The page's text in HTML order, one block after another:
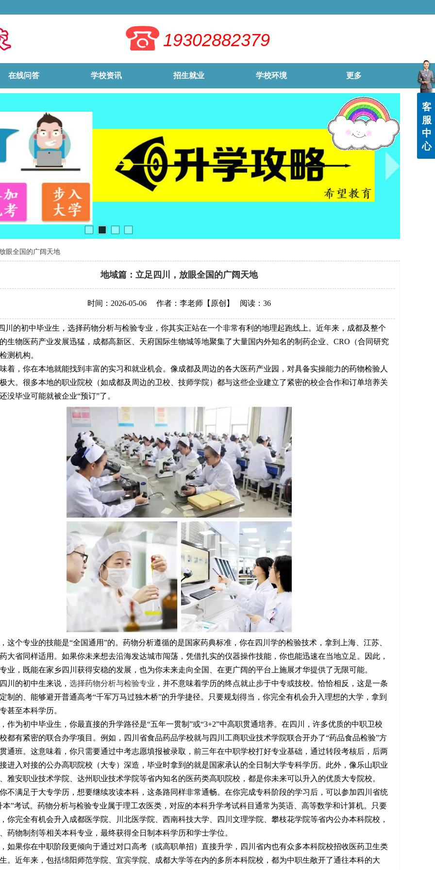
19302882379
在线问答 学校资讯 招生就业 学校环境 更多
眼全国的广阔天地
地域篇：立足四川，放眼全国的广阔天地
时间：2026-05-06 作者：李老师 【原创】 阅读：36
初中毕业生，选择药物分析与检验专业，你其实正站在一个非常有利的地理起跑线上。近年来，成都及整个
生物医药产业发展迅猛，成都高新区、天府国际生物城等地聚集了大量国内外知名的制药企业、CRO（合同研究
测机构。
你在本地就能找到丰富的实习和就业机会。像成都及周边的各大医药产业园，对具备实操能力的药物检验人
大。很多本地的职业院校（如成都及周边的卫校、技师学院）都与这些企业建立了紧密的校企合作和订单培养关
没毕业可能就被企业“预订”了。
专业的技能是“全国通用”的。药物分析遵循的是国家药典标准，你在四川学的检验技术，拿到上海、江苏、
大省同样适用。如果你未来想去沿海发达城市闯荡，凭借扎实的仪器操作技能，你也能迅速在当地立足。因此，
业，既能在家乡四川获得安稳的发展，也为你未来走向全国、在更广阔的平台上施展才华提供了无限可能。
的初中生来说， 选择药物分析与检验专业 ，并不意味着学历的终点就止步于中专或技校。恰恰相反，这是一条
制的、能够避开普通高考“千军万马过独木桥”的升学捷径。只要规划得当，你完全有机会升入理想的大学，拿到
甚至本科学历。
初中毕业生，你最直接的升学路径是“五年一贯制”或“3+2”中高职贯通培养。在四川，许多优质的中职卫校
都有紧密的联合办学项目。例如，四川省食品药品学校就与四川工商职业技术学院联合开办了“药品食品检验”方
通班。这意味着，你只需要通过中考志愿填报被录取，前三年在中职学校打好专业基础，通过转段考核后，后两
进入对接的公办高职院校（大专）深造，毕业时拿到的就是国家承认的全日制大学专科学历。此外，像乐山职业
雅安职业技术学院、达州职业技术学院等省内知名的医药类高职院校，都是你未来可以升入的优质大专院校。
足于大专学历，想要继续攻读本科，这条路同样非常通畅。在你完成专科阶段的学习后，可以参加四川省统
本”考试。药物分析与检验专业属于理工农医类，对应的本科升学考试科目通常为英语、高等数学和计算机。只要
你完全有机会升入成都医学院、川北医学院、西南科技大学、四川文理学院、攀枝花学院等省内公办本科院校，
药物制剂等相关本科专业，最终获得全日制本科学历和学士学位。
你在中职阶段更倾向于通过对口高考（或高职单招）直接升学，四川省内也有众多本科院校招收医药卫生类
。近年来，包括绵阳师范学院、宜宾学院、成都大学等在内的多所本科院校，都为中职生敞开了通往本科的大
客
服
中
心